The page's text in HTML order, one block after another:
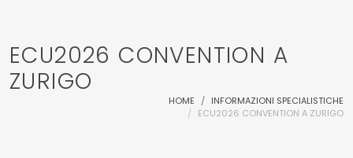
ECU2026 CONVENTION A
ZURIGO
HOME
INFORMAZIONI SPECIALISTICHE
ECU2026 CONVENTION A ZURIGO